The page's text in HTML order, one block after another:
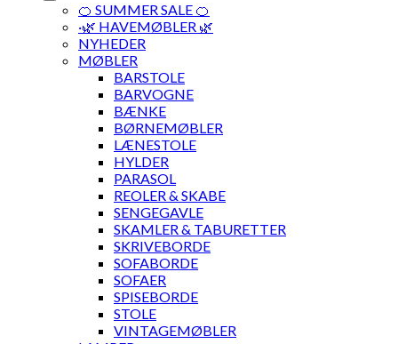
🍊 SUMMER SALE 🍊
·🌿 HAVEMØBLER 🌿
NYHEDER
MØBLER
BARSTOLE
BARVOGNE
BÆNKE
BØRNEMØBLER
LÆNESTOLE
HYLDER
PARASOL
REOLER & SKABE
SENGEGAVLE
SKAMLER & TABURETTER
SKRIVEBORDE
SOFABORDE
SOFAER
SPISEBORDE
STOLE
VINTAGEMØBLER